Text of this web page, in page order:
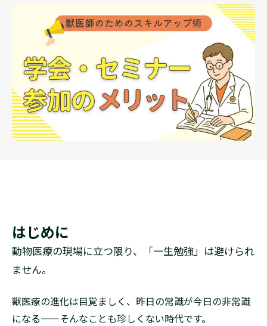
はじめに
動物医療の現場に立つ限り、「一生勉強」は避けられ
ません。
獣医療の進化は目覚ましく、昨日の常識が今日の非常識
になる——そんなことも珍しくない時代です。